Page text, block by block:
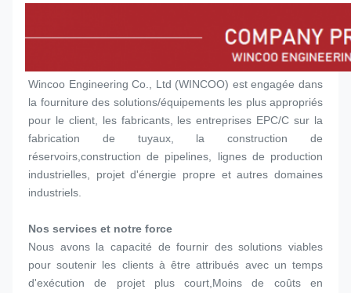
Wincoo Engineering Co., Ltd (WINCOO) est engagée dans
la fourniture des solutions/équipements les plus appropriés
pour le client, les fabricants, les entreprises EPC/C sur la
fabrication de tuyaux, la construction de
réservoirs,construction de pipelines, lignes de production
industrielles, projet d'énergie propre et autres domaines
industriels.
Nos services et notre force
Nous avons la capacité de fournir des solutions viables
pour soutenir les clients à être attribués avec un temps
d'exécution de projet plus court,Moins de coûts en